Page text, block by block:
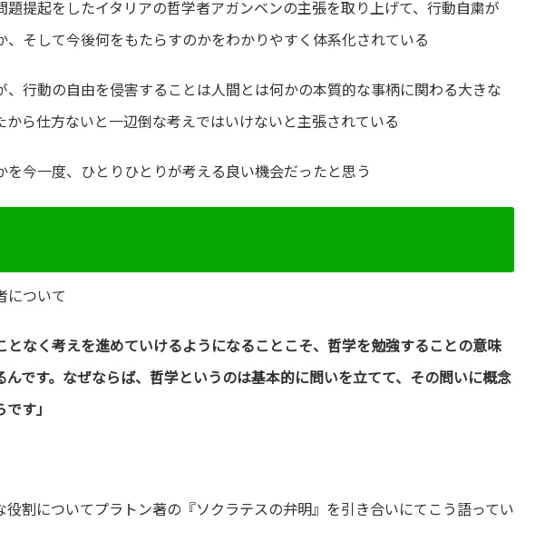
題提起をしたイタリアの哲学者アガンベンの主張を取り上げて、行動自粛が
、そして今後何をもたらすのかをわかりやすく体系化されている
、行動の自由を侵害することは人間とは何かの本質的な事柄に関わる大きな
から仕方ないと一辺倒な考えではいけないと主張されている
を今一度、ひとりひとりが考える良い機会だったと思う
について
となく考えを進めていけるようになることこそ、哲学を勉強することの意味
んです。なぜならば、哲学というのは基本的に問いを立てて、その問いに概念
す」
役割についてプラトン著の『ソクラテスの弁明』を引き合いにてこう語ってい